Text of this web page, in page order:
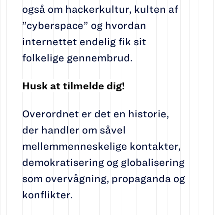
også om hackerkultur, kulten af
”cyberspace” og hvordan
internettet endelig fik sit
folkelige gennembrud.
Husk at tilmelde dig!
Overordnet er det en historie,
der handler om såvel
mellemmenneskelige kontakter,
demokratisering og globalisering
som overvågning, propaganda og
konflikter.